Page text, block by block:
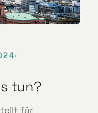
·
tun?
für